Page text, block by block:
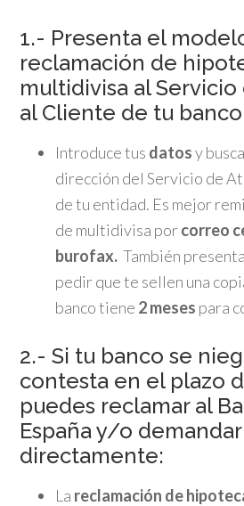
1.- Presenta el
reclamación de
multidivisa al
al Cliente de tu
Introduce tus datosy
dirección del Servicio de
de tu entidad. Es mejor
de multidivisa porcorreo
burofax. También
pedir que te sellen una
banco tiene 2 meses para
2.- Si tu banco se
contesta en el plazo
puedes reclamar al
España y/o demandar
directamente:
La reclamación de